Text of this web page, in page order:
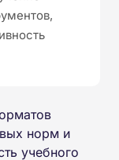
норм и
учебного